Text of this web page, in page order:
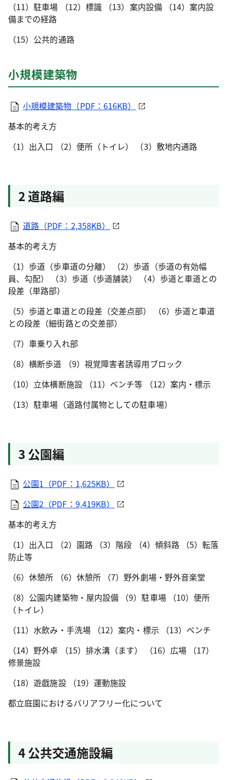
（11）駐車場 （12）標識 （13）案内設備 （14）案内設
備までの経路
（15）公共的通路
小規模建築物
小規模建築物（PDF：616KB）
基本的考え方
（1）出入口 （2）便所（トイレ） （3）敷地内通路
2 道路編
道路（PDF：2,358KB）
基本的考え方
（1）歩道（歩車道の分離） （2）歩道（歩道の有効幅
員、勾配） （3）歩道（歩道舗装） （4）歩道と車道との
段差（単路部）
（5）歩道と車道との段差（交差点部） （6）歩道と車道
との段差（細街路との交差部）
（7）車乗り入れ部
（8）横断歩道 （9）視覚障害者誘導用ブロック
（10）立体横断施設 （11）ベンチ等 （12）案内・標示
（13）駐車場（道路付属物としての駐車場）
3 公園編
公園1（PDF：1,625KB）
公園2（PDF：9,419KB）
基本的考え方
（1）出入口 （2）園路 （3）階段 （4）傾斜路 （5）転落
防止等
（6）休憩所 （6）休憩所 （7）野外劇場・野外音楽堂
（8）公園内建築物・屋内設備 （9）駐車場 （10）便所
（トイレ）
（11）水飲み・手洗場 （12）案内・標示 （13）ベンチ
（14）野外卓 （15）排水溝（ます） （16）広場 （17）
修景施設
（18）遊戯施設 （19）運動施設
都立庭園におけるバリアフリー化について
4 公共交通施設編